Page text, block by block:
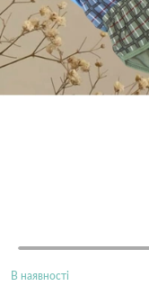
В наявності